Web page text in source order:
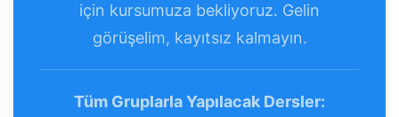
için kursumuza bekliyoruz. Gelin
görüşelim, kayıtsız kalmayın.
Tüm Gruplarla Yapılacak Dersler: